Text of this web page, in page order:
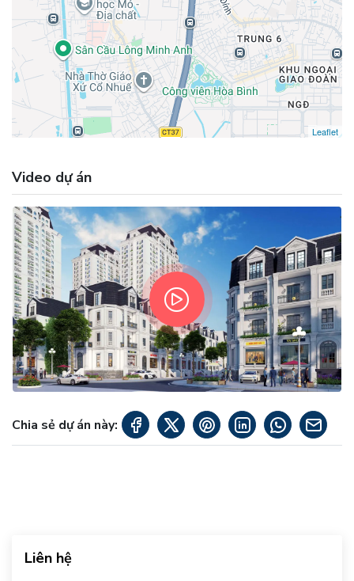
Leaflet
Video dự án
Chia sẻ dự án này:
Liên hệ